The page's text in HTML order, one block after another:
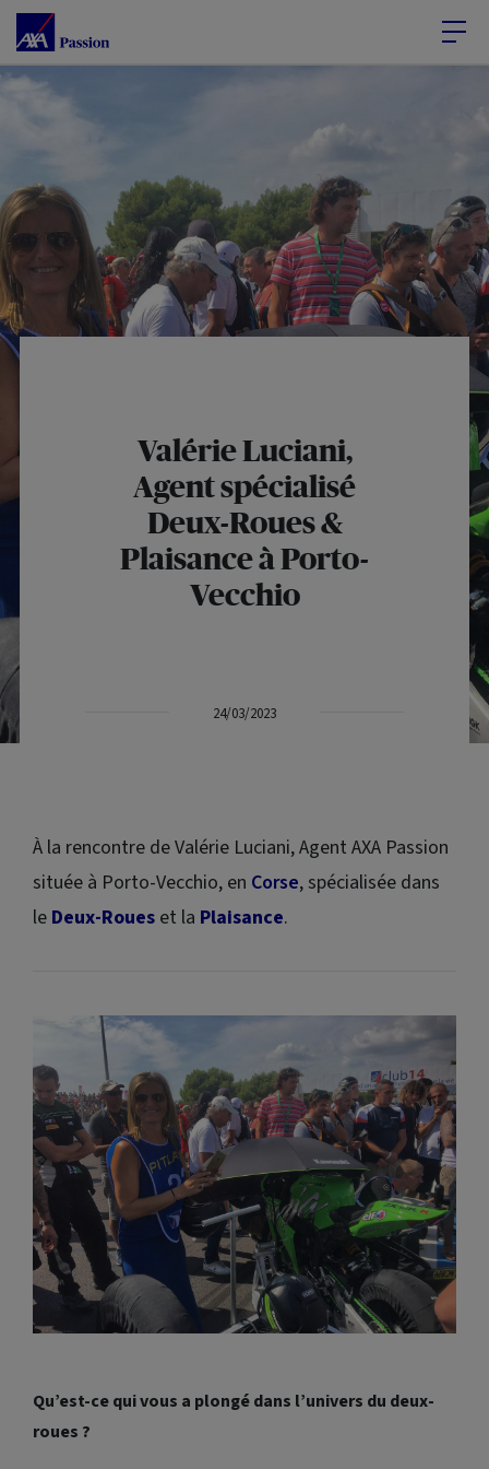
Accéder au Contenu
Valérie Luciani,
Agent spécialisé
Deux-Roues &
Plaisance à Porto-
Vecchio
24/03/2023
À la rencontre de Valérie Luciani, Agent AXA Passion
située à Porto-Vecchio, en Corse, spécialisée dans
le Deux-Roues et la Plaisance.
Qu’est-ce qui vous a plongé dans l’univers du deux-
roues ?